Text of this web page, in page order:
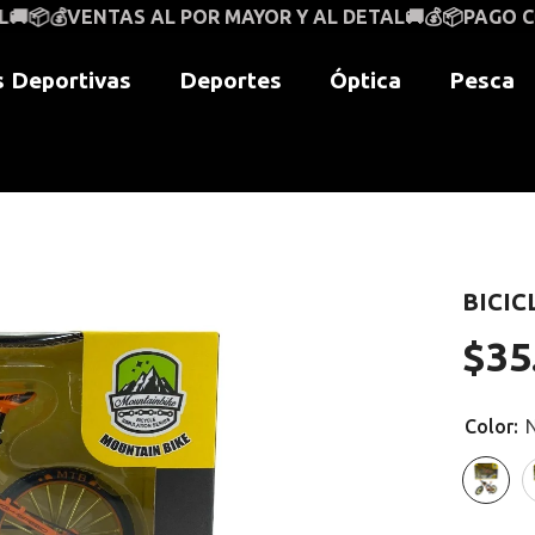
POR MAYOR Y AL DETAL🚚💰📦PAGO
Deportivas Deportes Óptica Pesca
Precio
regular
Color: